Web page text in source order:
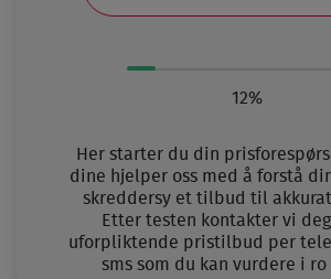
12%
Her starter du din
dine hjelper oss med å forstå
skreddersy et tilbud til
Etter testen kontakter vi
uforpliktende pristilbud per
sms som du kan vurdere i ro